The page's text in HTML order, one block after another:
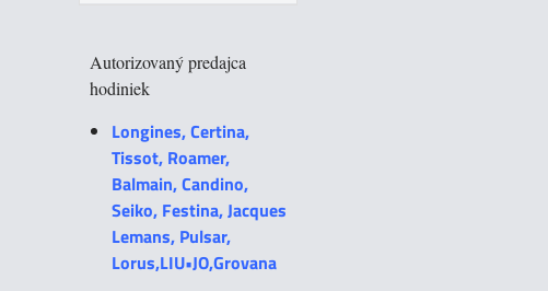
Autorizovaný predajca
hodiniek
Longines, Certina,
Tissot, Roamer,
Balmain, Candino,
Seiko, Festina, Jacques
Lemans, Pulsar,
Lorus,LIU•JO,Grovana